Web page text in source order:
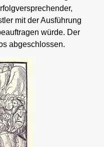
mit der Ausführung
würde. Der
abgeschlossen.